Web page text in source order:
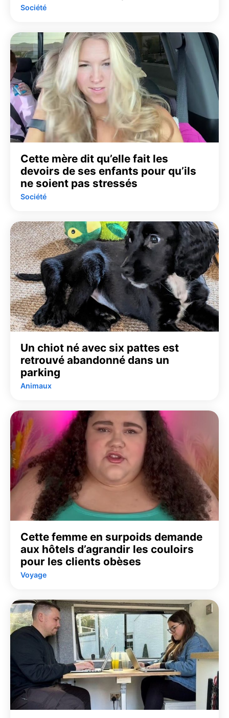
Société
Cette mère dit qu’elle fait les
devoirs de ses enfants pour qu’ils
ne soient pas stressés
Société
Un chiot né avec six pattes est
retrouvé abandonné dans un
parking
Animaux
Cette femme en surpoids demande
aux hôtels d’agrandir les couloirs
pour les clients obèses
Voyage